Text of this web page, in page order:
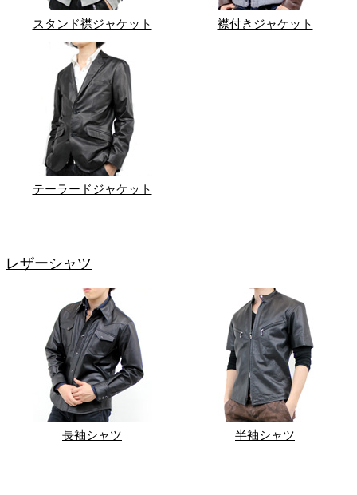
スタンド襟ジャケット 襟付きジャケット
テーラードジャケット
レザーシャツ
長袖シャツ 半袖シャツ